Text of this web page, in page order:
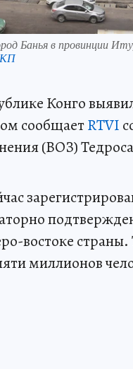
Банья в провинции
КП
Конго
сообщаетRTVI
(ВОЗ)
востоке страны.
миллионов